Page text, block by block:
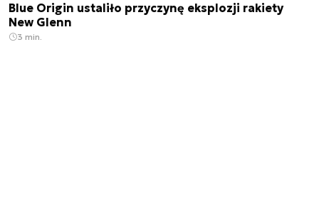
Blue Origin ustaliło przyczynę eksplozji rakiety
New Glenn
3 min.